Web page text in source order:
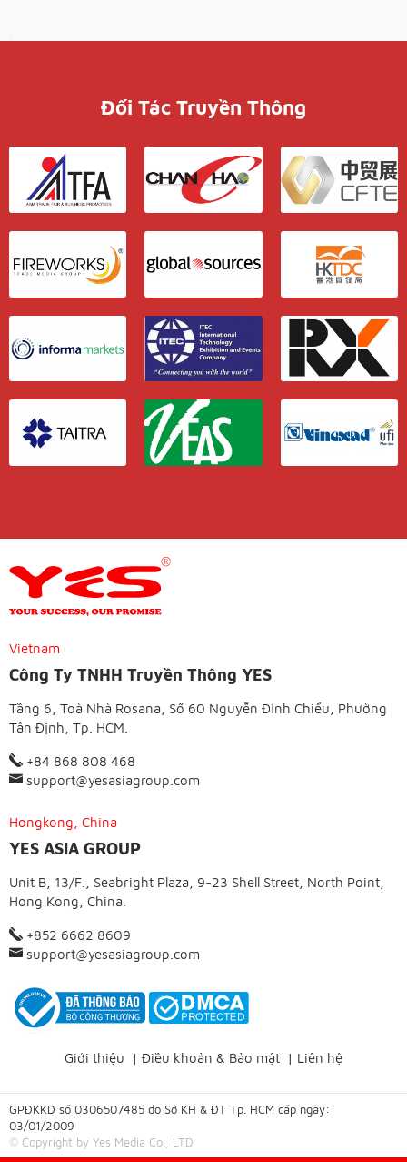
Đối Tác Truyền Thông
Vietnam
Công Ty TNHH Truyền Thông YES
Tầng 6, Toà Nhà Rosana, Số 60 Nguyễn Đình Chiểu, Phường
Tân Định, Tp. HCM.
+84 868 808 468
support@yesasiagroup.com
Hongkong, China
YES ASIA GROUP
Unit B, 13/F., Seabright Plaza, 9-23 Shell Street, North Point,
Hong Kong, China.
+852 6662 8609
support@yesasiagroup.com
Giới thiệu | Điều khoản & Bảo mật | Liên hệ
GPĐKKD số 0306507485 do Sở KH & ĐT Tp. HCM cấp ngày:
03/01/2009
© Copyright by Yes Media Co., LTD